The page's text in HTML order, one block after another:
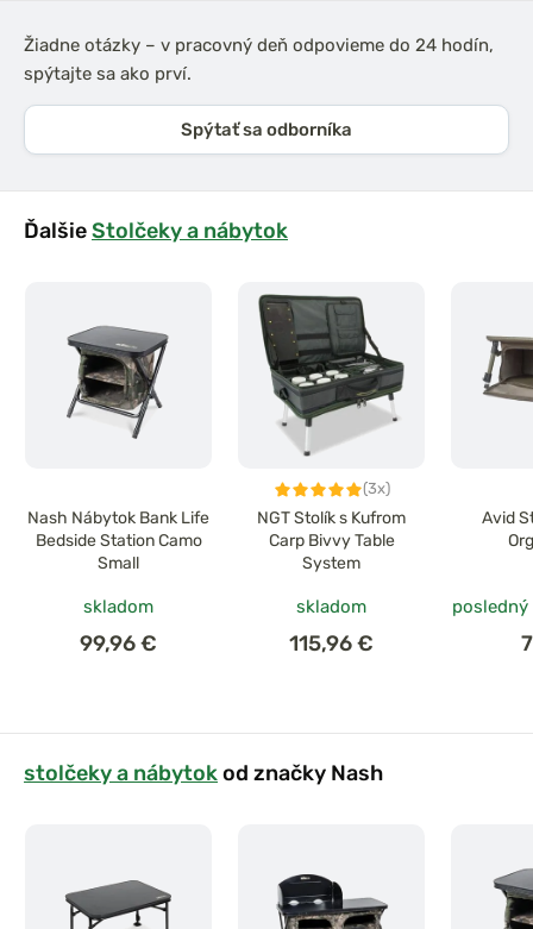
Žiadne otázky – v pracovný deň odpovieme do 24 hodín,
spýtajte sa ako prví.
Spýtať sa odborníka
ĎalšieStolčeky a nábytok
Nash Nábytok Bank Life
Bedside Station Camo
Small
skladom
99,96 €
(3x)
NGT Stolík s Kufrom
Carp Bivvy Table
System
skladom
115,96 €
Avid
stolčeky a nábytokod značky Nash